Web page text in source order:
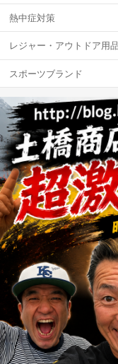
熱中症対策
レジャー・アウトドア用品
スポーツブランド